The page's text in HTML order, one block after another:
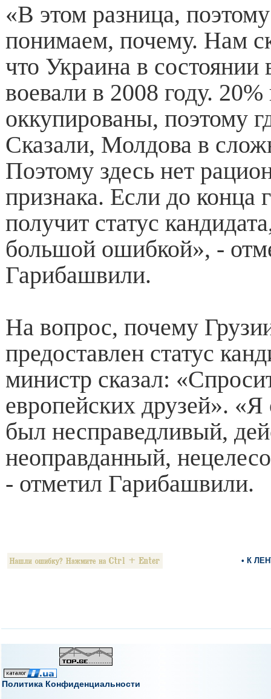
«В этом разница,
понимаем, почему. Нам
что Украина в
воевали в 2008 году.
оккупированы, поэтому
Сказали, Молдова в
Поэтому здесь нет
признака. Если до конца
получит статус
большой ошибкой», -
Гарибашвили.
На вопрос, почему
предоставлен статус
министр сказал:
европейских друзей». «Я
был несправедливый,
неоправданный,
- отметил Гарибашвили.
• К
Политика Конфиденциальности